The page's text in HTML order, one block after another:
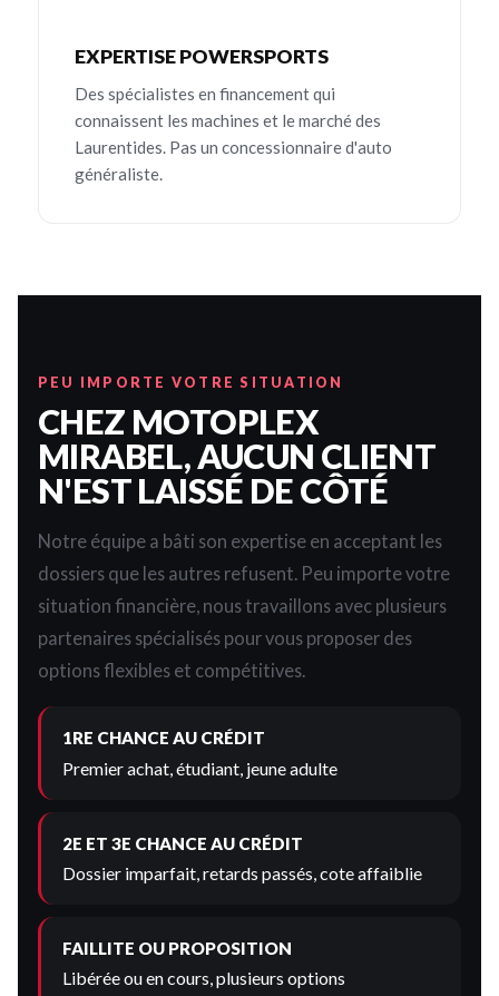
EXPERTISE POWERSPORTS
Des spécialistes en financement qui
connaissent les machines et le marché des
Laurentides. Pas un concessionnaire d'auto
généraliste.
PEU IMPORTE VOTRE SITUATION
CHEZ MOTOPLEX
MIRABEL, AUCUN CLIENT
N'EST LAISSÉ DE CÔTÉ
Notre équipe a bâti son expertise en acceptant les
dossiers que les autres refusent. Peu importe votre
situation financière, nous travaillons avec plusieurs
partenaires spécialisés pour vous proposer des
options flexibles et compétitives.
1RE CHANCE AU CRÉDIT
Premier achat, étudiant, jeune adulte
2E ET 3E CHANCE AU CRÉDIT
Dossier imparfait, retards passés, cote affaiblie
FAILLITE OU PROPOSITION
Libérée ou en cours, plusieurs options